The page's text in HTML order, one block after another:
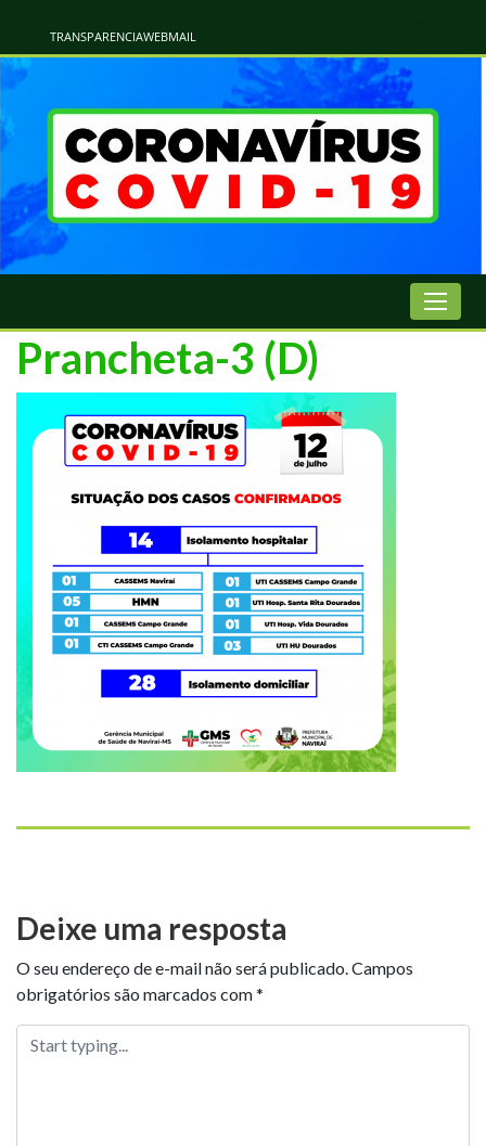
TRANSPARENCIAWEBMAIL
Prancheta-3 (D)
Deixe uma resposta
O seu endereço de e-mail não será publicado.Campos
obrigatórios são marcados com*